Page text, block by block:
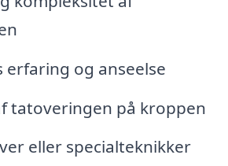
erfaring og anseelse
tatoveringen på kroppen
eller specialteknikker